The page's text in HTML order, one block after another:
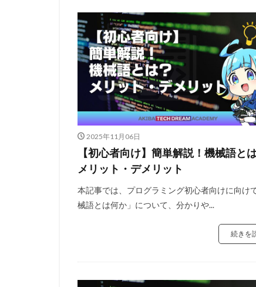
2025年11月06日
【初心者向け】簡単解説！機械語と
メリット・デメリット
本記事では、プログラミング初心者向けに向け
械語とは何か」について、分かりや...
続きを